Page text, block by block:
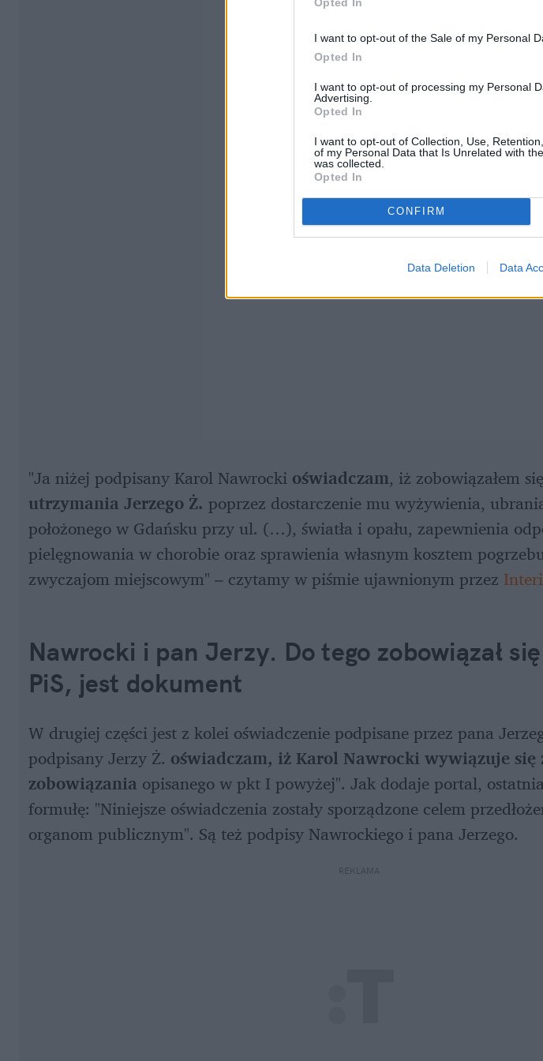
I want to opt-out of the Sale of my Personal
Opted In
I want to opt-out of processing my Personal
Advertising.
Opted In
I want to opt-out of Collection, Use,
of my Personal Data that Is Unrelated with
was collected.
Opted In
CONFIRM
Data Deletion Data
"Ja niżej podpisany Karol Nawrocki oświadczam, iż zobowiązałem
utrzymania Jerzego Ż. poprzez dostarczenie mu wyżywienia,
położonego w Gdańsku przy ul. (…), światła i opału, zapewnienia
pielęgnowania w chorobie oraz sprawienia własnym kosztem
zwyczajom miejscowym" – czytamy w piśmie ujawnionym przez
Nawrocki i pan Jerzy. Do tego zobowiązał
PiS, jest dokument
W drugiej części jest z kolei oświadczenie podpisane przez pana
podpisany Jerzy Ż. oświadczam, iż Karol Nawrocki wywiązuje się
zobowiązania opisanego w pkt I powyżej". Jak dodaje portal,
formułę: "Niniejsze oświadczenia zostały sporządzone celem
organom publicznym". Są też podpisy Nawrockiego i pana Jerzego.
REKLAMA